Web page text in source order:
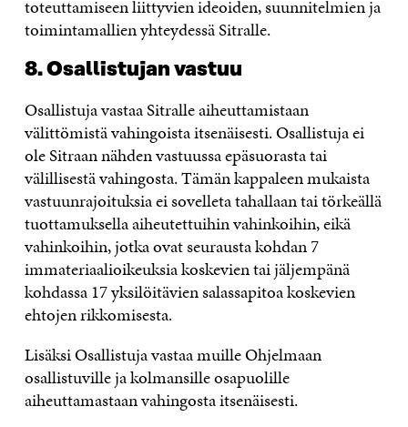
toteuttamiseen liittyvien ideoiden, suunnitelmien ja
toimintamallien yhteydessä Sitralle.
8. Osallistujan vastuu
Osallistuja vastaa Sitralle aiheuttamistaan
välittömistä vahingoista itsenäisesti. Osallistuja ei
ole Sitraan nähden vastuussa epäsuorasta tai
välillisestä vahingosta. Tämän kappaleen mukaista
vastuunrajoituksia ei sovelleta tahallaan tai törkeällä
tuottamuksella aiheutettuihin vahinkoihin, eikä
vahinkoihin, jotka ovat seurausta kohdan 7
immateriaalioikeuksia koskevien tai jäljempänä
kohdassa 17 yksilöitävien salassapitoa koskevien
ehtojen rikkomisesta.
Lisäksi Osallistuja vastaa muille Ohjelmaan
osallistuville ja kolmansille osapuolille
aiheuttamastaan vahingosta itsenäisesti.